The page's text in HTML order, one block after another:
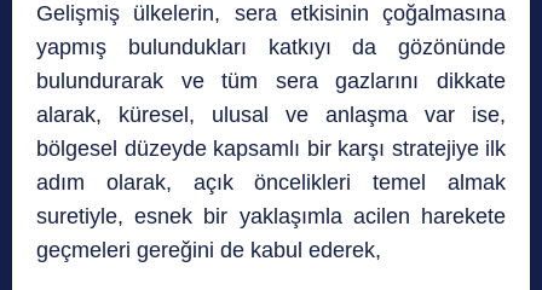
Gelişmiş ülkelerin, sera etkisinin çoğalmasına
yapmış bulundukları katkıyı da gözönünde
bulundurarak ve tüm sera gazlarını dikkate
alarak, küresel, ulusal ve anlaşma var ise,
bölgesel düzeyde kapsamlı bir karşı stratejiye ilk
adım olarak, açık öncelikleri temel almak
suretiyle, esnek bir yaklaşımla acilen harekete
geçmeleri gereğini de kabul ederek,